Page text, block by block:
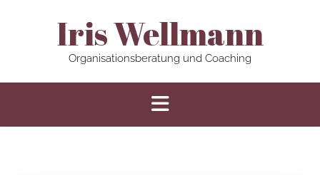
Iris Wellmann
Organisationsberatung und Coaching